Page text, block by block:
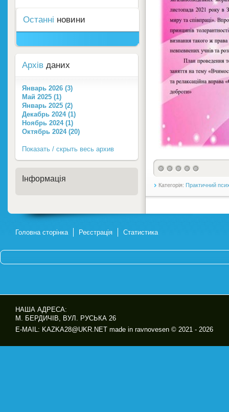
Категорія: Практичний
Останні новини
Архів даних
Январь 2026 (3)
Май 2025 (1)
Январь 2025 (2)
Декабрь 2024 (1)
Ноябрь 2024 (1)
Октябрь 2024 (20)
Показать / скрыть весь архив
Інформація
Головна сторінка Реєстрація Статистика
НАША АДРЕСА:
М. БЕРДИЧІВ, ВУЛ. РУСЬКА 26
E-MAIL: KAZKA28@UKR.NET made in ravnovesen © 2021 - 2026